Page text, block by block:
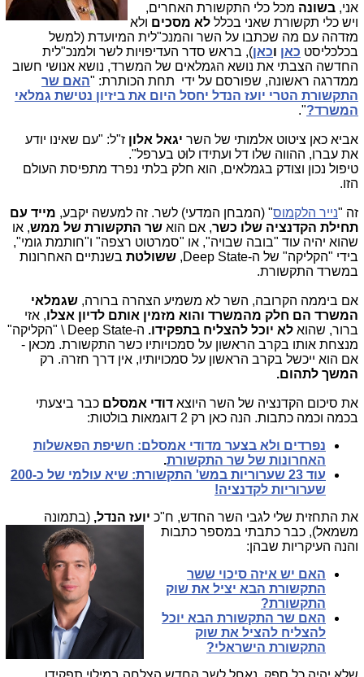
אני, בשונה מכל כלי התקשורת האחרים,
ויש כלי תקשורת שאני בכלל לא מסכים ולא
מזדהה עם מה שכתבו על השר והמנכ"לית המיועדת (למשל
בכלכליסט כאן וכאן), בראש סדר העדיפויות לשר ולמנכ"לית
החדשה הצבתי את נושא הגמלאים של המשרד, נושא אנושי חשוב
ממדרגה ראשונה, שפורסם על ידי תחת הכותרת: "האם שר
התקשורת הטרי יועז הנדל יחסל היום את ביזיון נטישת גמלאי
המשרד?".
אביא כאן ציטוט אלמותי של השר יגאל אלון ז"ל: "עם שאינו יודע
את עברו, ההווה שלו דל ועתידו לוּט בערפל".
טיפול נכון וצודק בגמלאים, הוא חלק בלתי נפרד מתפיסת העולם
הזו.
זה "נייר הלקמוס" (המבחן המדעי) לשר. זה למעשה יקבע, מייד עם
תחילת הקדנציה שלו כשר, אם הוא שר התקשורת של ממש, או
שהוא יהיה עוד "בובה שבויה", או "סמרטוט רצפה" ו"חותמת גומי",
בידי "הקליקה" של ה-Deep State,
ששולטת בשנתיים האחרונות
במשרד התקשורת.
אם ביממה הקרובה, השר לא משמיע הצהרה ברורה, שגמלאי
המשרד הם חלק מהמשרד והוא מזמין אותם לדיון אצלו, אזי
ברור, שהוא לא יוכל להצליח בתפקידו.
ה-Deep State \ "הקליקה"
מנצחת אותו בקרב הראשון על סמכויותיו כשר התקשורת. מכאן -
אם הוא ייכשל בקרב הראשון על סמכויותיו, אין דרך חזרה. רק
המשך לתהום.
את סיכום הקדנציה של השר היוצא דודי אמסלם כבר ביצעתי
בכמה וכמה כתבות. הנה כאן רק 2 דוגמאות בולטות:
נפרדים ולא בצער מדודי אמסלם: חשיפת הפאשלות
האחרונות של שר התקשורת.
עוד 23 שערוריות במש' התקשורת: שיא עולמי של כ-200
שערוריות לקדנציה!
את התחזית שלי לגבי השר החדש, ח"כ יועז הנדל, (בתמונה
משמאל), כבר כתבתי במספר כתבות
והנה העיקריות שבהן:
האם יש איזה סיכוי ששר
התקשורת הבא יציל את שוק
התקשורת?
האם שר התקשורת הבא יוכל
להצליח להציל את שוק
התקשורת הישראלי?